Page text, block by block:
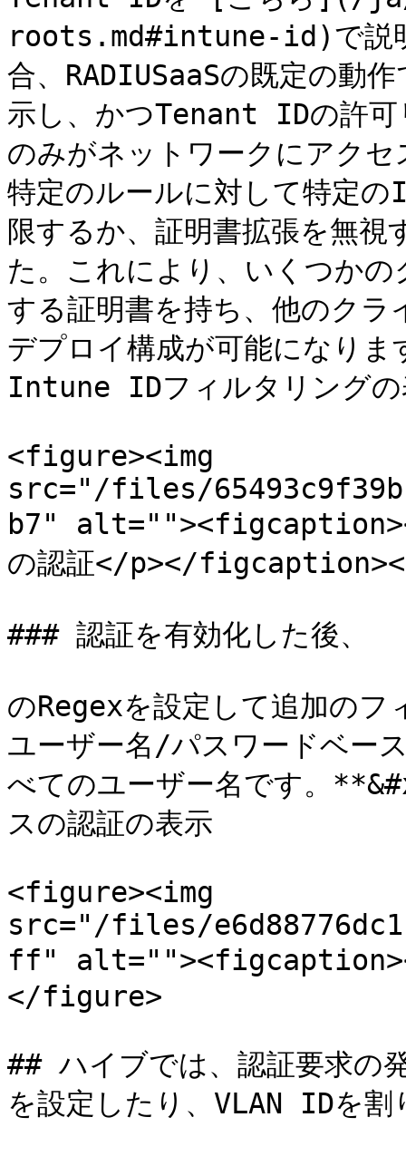
roots.md#intune-id)で説明
合、RADIUSaaSの既定の動
示し、かつTenant IDの許可
のみがネットワークにアク
特定のルールに対して特定
限するか、証明書拡張を無
た。これにより、いくつか
する証明書を持ち、他のク
デプロイ構成が可能にな
Intune IDフィルタリング
<figure><img
src="/files/
b7"
の認証</p></
### 認証を有効化した後、
のRegexを設定して追加の
ユーザー名/パスワードベ
べてのユーザー名です。
スの認証の表示
<figure><img
src="/files/
ff"
</figure>
## ハイブでは、認証要求の
を設定したり、VLAN IDを